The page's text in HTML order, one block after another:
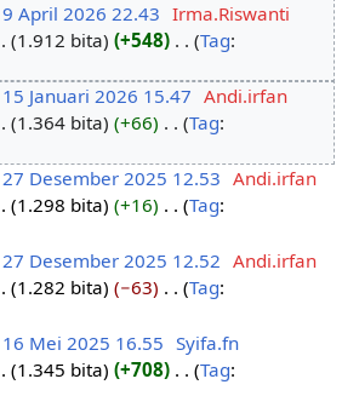
9 April 2026 22.43 Irma.Riswanti
1.912 bita +548 Tag:
15 Januari 2026 15.47 Andi.irfan
1.364 bita +66 Tag:
27 Desember 2025 12.53 Andi.irfan
1.298 bita +16 Tag:
27 Desember 2025 12.52 Andi.irfan
1.282 bita −63 Tag:
16 Mei 2025 16.55 Syifa.fn
1.345 bita +708 Tag: